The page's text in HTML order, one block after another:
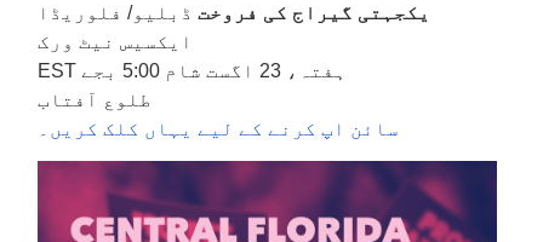
یکجہتی گیراج کی فروخت ڈبلیو/ فلوریڈا
ایکسیس نیٹ ورک
ہفتہ، 23 اگست شام 5:00 بجے EST
طلوع آفتاب
سائن اپ کرنے کے لیے یہاں کلک کریں۔